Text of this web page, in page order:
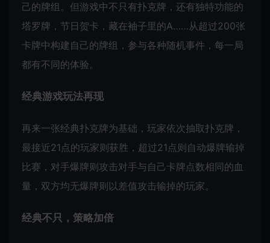
己的牌组。但游戏中不只有扑克牌，还有独特功能的
塔罗牌，节日贺卡，藏在袖子里的A……从超过200张
卡牌中构建自己的牌组，参与各种随机事件，每一局
都有不同的体验。
经典游戏玩法再现
再来一张经典扑克牌为基础，玩家依次抽取扑克牌，
最接近21点的玩家则获胜，超过21点则自动爆牌输掉
比赛，对手爆牌则攻击对手与自己卡牌点数相同的血
量，双方均无爆牌则以差值攻击输掉的玩家。
经典不只，策略加倍